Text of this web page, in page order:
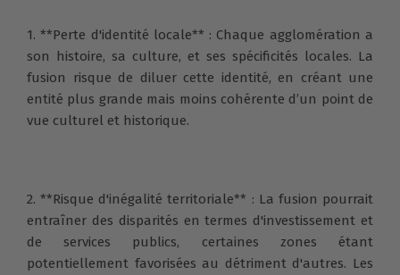
1. **Perte d'identité locale** : Chaque agglomération a
son histoire, sa culture, et ses spécificités locales. La
fusion risque de diluer cette identité, en créant une
entité plus grande mais moins cohérente d’un point de
vue culturel et historique.
2. **Risque d'inégalité territoriale** : La fusion pourrait
entraîner des disparités en termes d'investissement et
de services publics, certaines zones étant
potentiellement favorisées au détriment d'autres. Les